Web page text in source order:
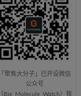
聚焦大分子」已开设微信
公众号
Big_Molecule_Watch）我